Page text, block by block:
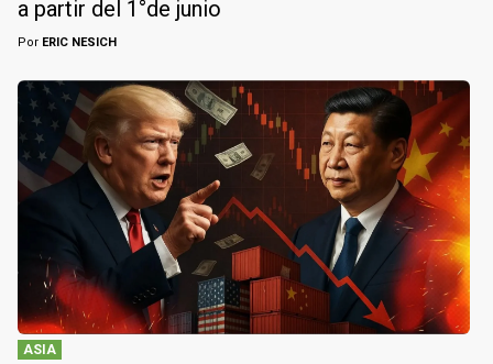
a partir del 1°de junio
Por ERIC NESICH
ASIA